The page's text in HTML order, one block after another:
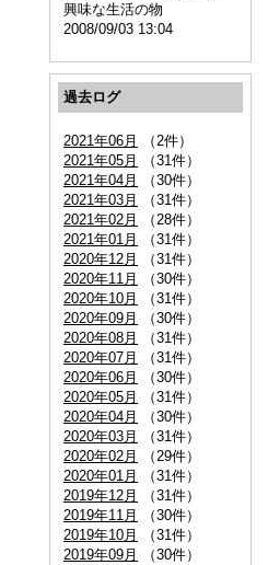
興味な生活の物
2008/09/03 13:04
過去ログ
2021年06月
（2件）
2021年05月
（31件）
2021年04月
（30件）
2021年03月
（31件）
2021年02月
（28件）
2021年01月
（31件）
2020年12月
（31件）
2020年11月
（30件）
2020年10月
（31件）
2020年09月
（30件）
2020年08月
（31件）
2020年07月
（31件）
2020年06月
（30件）
2020年05月
（31件）
2020年04月
（30件）
2020年03月
（31件）
2020年02月
（29件）
2020年01月
（31件）
2019年12月
（31件）
2019年11月
（30件）
2019年10月
（31件）
2019年09月
（30件）